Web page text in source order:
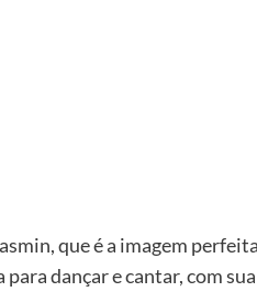
que é a imagem
dançar e cantar, com